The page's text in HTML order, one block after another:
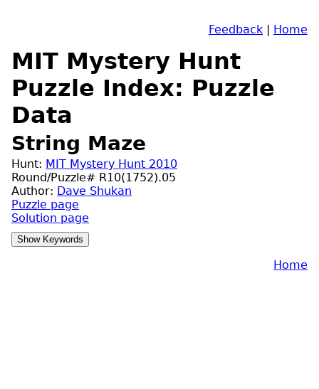
Feedback | Home
MIT Mystery Hunt
Puzzle Index: Puzzle
Data
String Maze
Hunt: MIT Mystery Hunt 2010
Round/Puzzle# R10(1752).05
Author: Dave Shukan
Puzzle page
Solution page
Home